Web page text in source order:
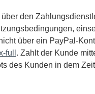
den
über ein PayPal-
full . Zahlt der Kunde
des Kunden in dem